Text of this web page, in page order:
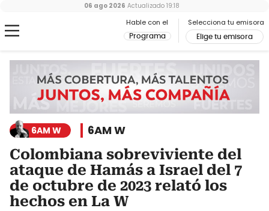
Hable con el
Programa
Selecciona tu emisora
Elige tu emisora
06 ago 2026 Actualizado 19:18
6AM W 6AM W
Colombiana sobreviviente del
ataque de Hamás a Israel del 7
de octubre de 2023 relató los
hechos en La W